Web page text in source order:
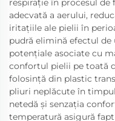
respirație în procesul
adecvată a aerului,
iritațiile ale pielii în
pudră elimină efectul
potențiale asociate cu
confortul pielii pe toată
folosință din plastic
pliuri neplăcute în
netedă și senzația
temperatură asigură